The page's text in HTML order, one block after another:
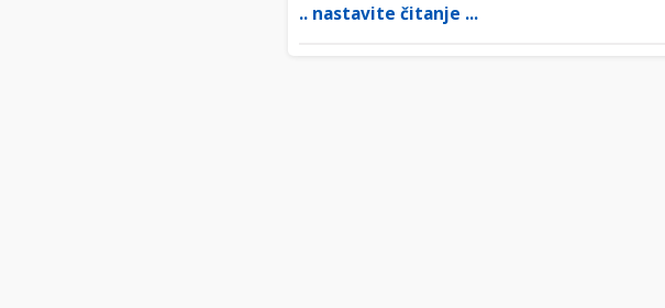
.. nastavite čitanje ...